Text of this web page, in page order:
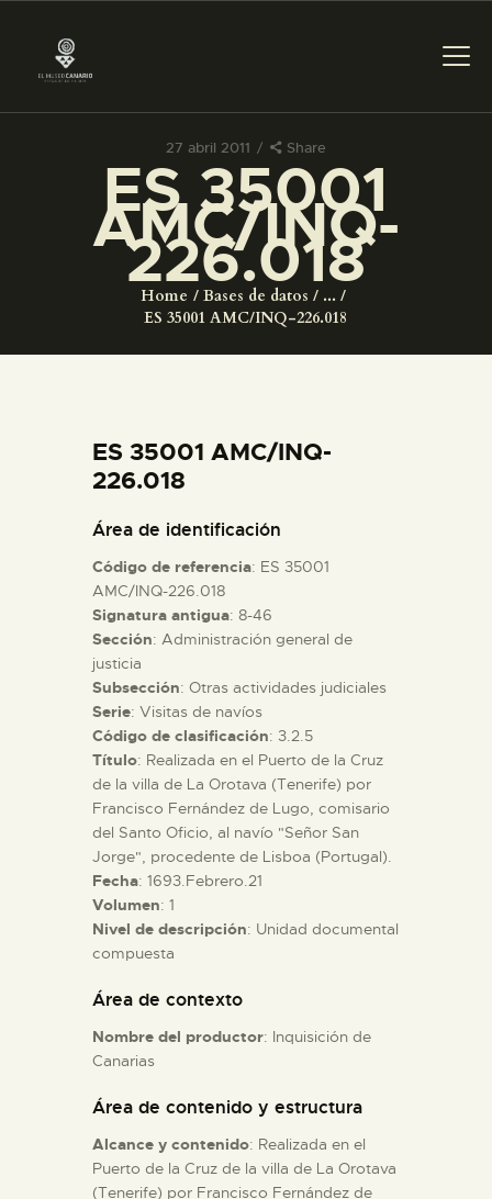
27 abril 2011 Share
ES 35001
AMC/INQ-
226.018
Home Bases de datos
...
ES 35001 AMC/INQ-226.018
PREPARAR LA VISITA
ACTIVIDADES
COLECCIONES
ESPAÑOL
PREPARAR LA VISITA
ACTIVIDADES
█
EL MUSEO
COLECCIONES
ESPAÑOL
ES 35001 AMC/INQ-
226.018
Área de identificación
Código de referencia: ES 35001
AMC/INQ-226.018
Signatura antigua: 8-46
Sección: Administración general de
justicia
Subsección: Otras actividades judiciales
Serie: Visitas de navíos
Código de clasificación: 3.2.5
Título: Realizada en el Puerto de la Cruz
de la villa de La Orotava (Tenerife) por
Francisco Fernández de Lugo, comisario
del Santo Oficio, al navío "Señor San
Jorge", procedente de Lisboa (Portugal).
Fecha: 1693.Febrero.21
Volumen: 1
Nivel de descripción: Unidad documental
compuesta
Área de contexto
Nombre del productor: Inquisición de
Canarias
Área de contenido y estructura
Alcance y contenido: Realizada en el
Puerto de la Cruz de la villa de La Orotava
(Tenerife) por Francisco Fernández de